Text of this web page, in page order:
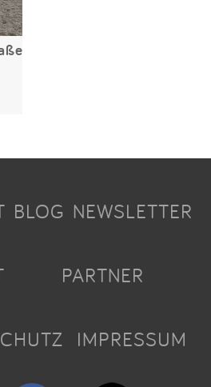
BLOG NEWSLETTER
PARTNER
IMPRESSUM